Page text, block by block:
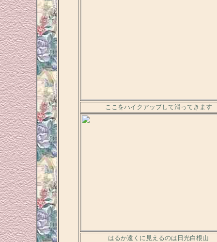
ここをハイクアップして滑ってきます
はるか遠くに見えるのは日光白根山